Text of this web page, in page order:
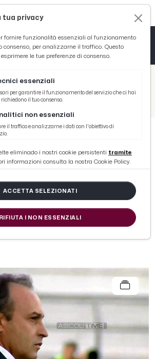
/ Picenotime
/ Serie B
di Marino dopo la vittoria contro l'Ascoli
di Marino dopo la
l'Ascoli
tua privacy
fornire funzionalità essenziali al funzionamento
consenso, per analizzarne il traffico. Questo
le tue preferenze di consenso.
essenziali
per garantire il funzionamento del servizio che ci hai
il tuo consenso.
non essenziali
il traffico e analizzarne i dati con l'obiettivo di
eliminado i nostri cookie persistenti tramite
informazioni consulta la nostra Cookie Policy.
ACCETTA SELEZIONATI
RIFIUTA I NON ESSENZIALI